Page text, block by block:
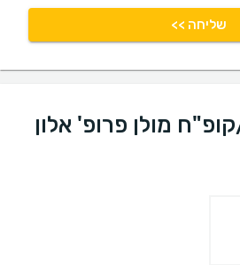
שליחה >>
מולן פרופ' אלון